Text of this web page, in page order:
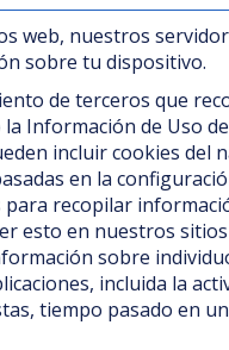
web, nuestros
sobre tu dispositivo.
de terceros que
Información de Uso
incluir cookies del
en la
recopilar
esto en nuestros
sobre
incluida la
tiempo pasado en